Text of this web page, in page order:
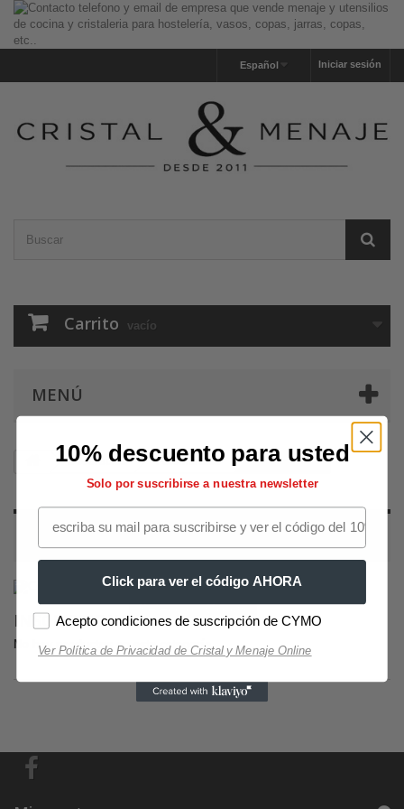
Iniciar sesión
Español
Carrito vacío
MENÚ
Decoración Fotomurales Inscripciones
INSCRIPCIONES
Selección Copas de Vino y Champagne
Selección Copas
INSCRIPCIONES
No hay productos en esta categoría.
10% descuento para usted
Solo por suscribirse a nuestra newsletter
Click para ver el código AHORA
Acepto condiciones de suscripción de CYMO
Ver Política de Privacidad de Cristal y Menaje Online